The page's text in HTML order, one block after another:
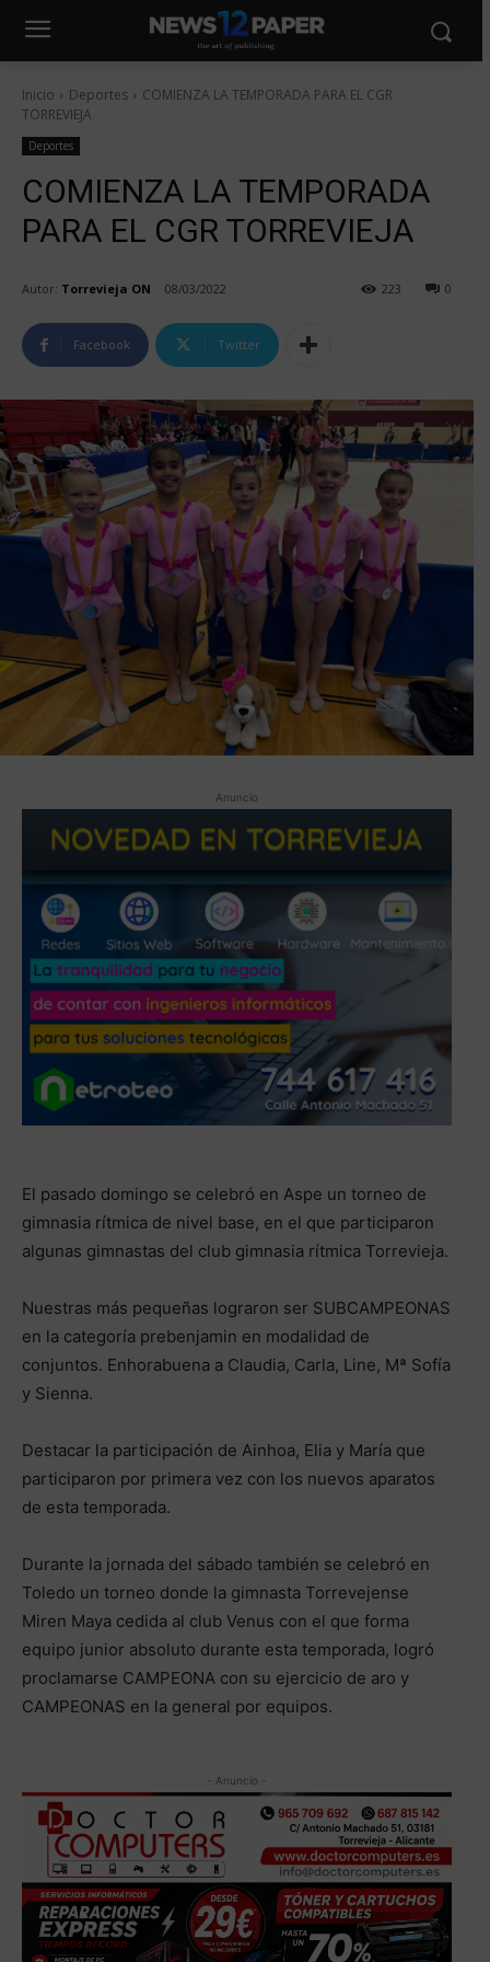
Inicio Deportes
COMIENZA LA TEMPORADA PARA EL CGR
TORREVIEJA
Deportes
COMIENZA LA TEMPORADA
PARA EL CGR TORREVIEJA
Autor: Torrevieja ON 08/03/2022 0
223
Facebook Twitter
Anuncio
El pasado domingo se celebró en Aspe un torneo de
gimnasia rítmica de nivel base, en el que participaron
algunas gimnastas del club gimnasia rítmica Torrevieja.
Nuestras más pequeñas lograron ser SUBCAMPEONAS
en la categoría prebenjamin en modalidad de
conjuntos. Enhorabuena a Claudia, Carla, Line, Mª Sofía
y Sienna.
Destacar la participación de Ainhoa, Elia y María que
participaron por primera vez con los nuevos aparatos
de esta temporada.
Durante la jornada del sábado también se celebró en
Toledo un torneo donde la gimnasta Torrevejense
Miren Maya cedida al club Venus con el que forma
equipo junior absoluto durante esta temporada, logró
proclamarse CAMPEONA con su ejercicio de aro y
CAMPEONAS en la general por equipos.
- Anuncio -